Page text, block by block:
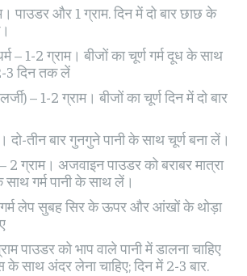
पाउडर और 1 ग्राम. दिन में दो बार छाछ के
– 1-2 ग्राम। बीजों का चूर्ण गर्म दूध के साथ
3 दिन तक लें
– 1-2 ग्राम। बीजों का चूर्ण दिन में दो बार
दो-तीन बार गुनगुने पानी के साथ चूर्ण बना लें।
ग्राम। अजवाइन पाउडर को बराबर मात्रा
गर्म पानी के साथ लें।
गर्म लेप सुबह सिर के ऊपर और आंखों के थोड़ा
पाउडर को भाप वाले पानी में डालना चाहिए
के साथ अंदर लेना चाहिए; दिन में 2-3 बार.